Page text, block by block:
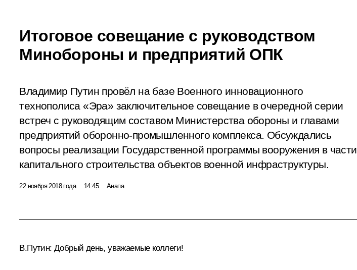
Итоговое совещание с руководством
Минобороны и предприятий ОПК
Владимир Путин провёл на базе Военного инновационного
технополиса «Эра» заключительное совещание в очередной серии
встреч с руководящим составом Министерства обороны и главами
предприятий оборонно-промышленного комплекса. Обсуждались
вопросы реализации Государственной программы вооружения в части
капитального строительства объектов военной инфраструктуры.
22 ноября 2018 года 14:45 Анапа
В.Путин: Добрый день, уважаемые коллеги!